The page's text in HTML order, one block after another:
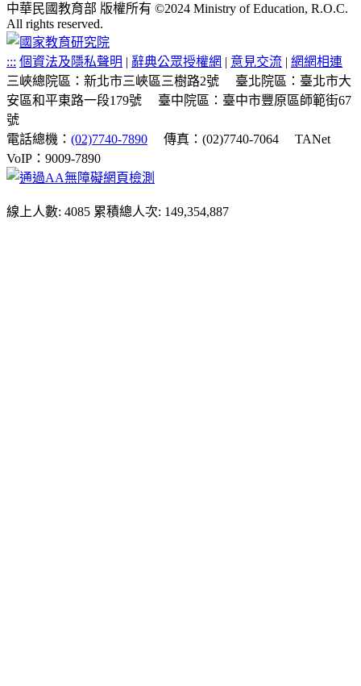
中華民國教育部 版權所有 ©2024 Ministry of Education, R.O.C.
All rights reserved.
::: 個資法及隱私聲明 | 辭典公眾授權網 | 意見交流 | 網網相連
三峽總院區：新北市三峽區三樹路2號
臺北院區：臺北市大
安區和平東路一段179號
臺中院區：臺中市豐原區師範街67
號
電話總機： (02)7740-7890 傳真：(02)7740-7064
TANet
VoIP：9009-7890
線上人數: 4085 累積總人次: 149,354,887